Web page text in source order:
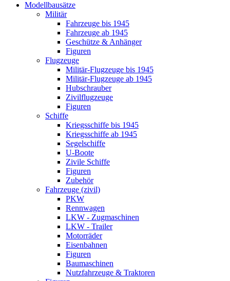
Modellbausätze
Militär
Fahrzeuge bis 1945
Fahrzeuge ab 1945
Geschütze & Anhänger
Figuren
Flugzeuge
Militär-Flugzeuge bis 1945
Militär-Flugzeuge ab 1945
Hubschrauber
Zivilflugzeuge
Figuren
Schiffe
Kriegsschiffe bis 1945
Kriegsschiffe ab 1945
Segelschiffe
U-Boote
Zivile Schiffe
Figuren
Zubehör
Fahrzeuge (zivil)
PKW
Rennwagen
LKW - Zugmaschinen
LKW - Trailer
Motorräder
Eisenbahnen
Figuren
Baumaschinen
Nutzfahrzeuge & Traktoren